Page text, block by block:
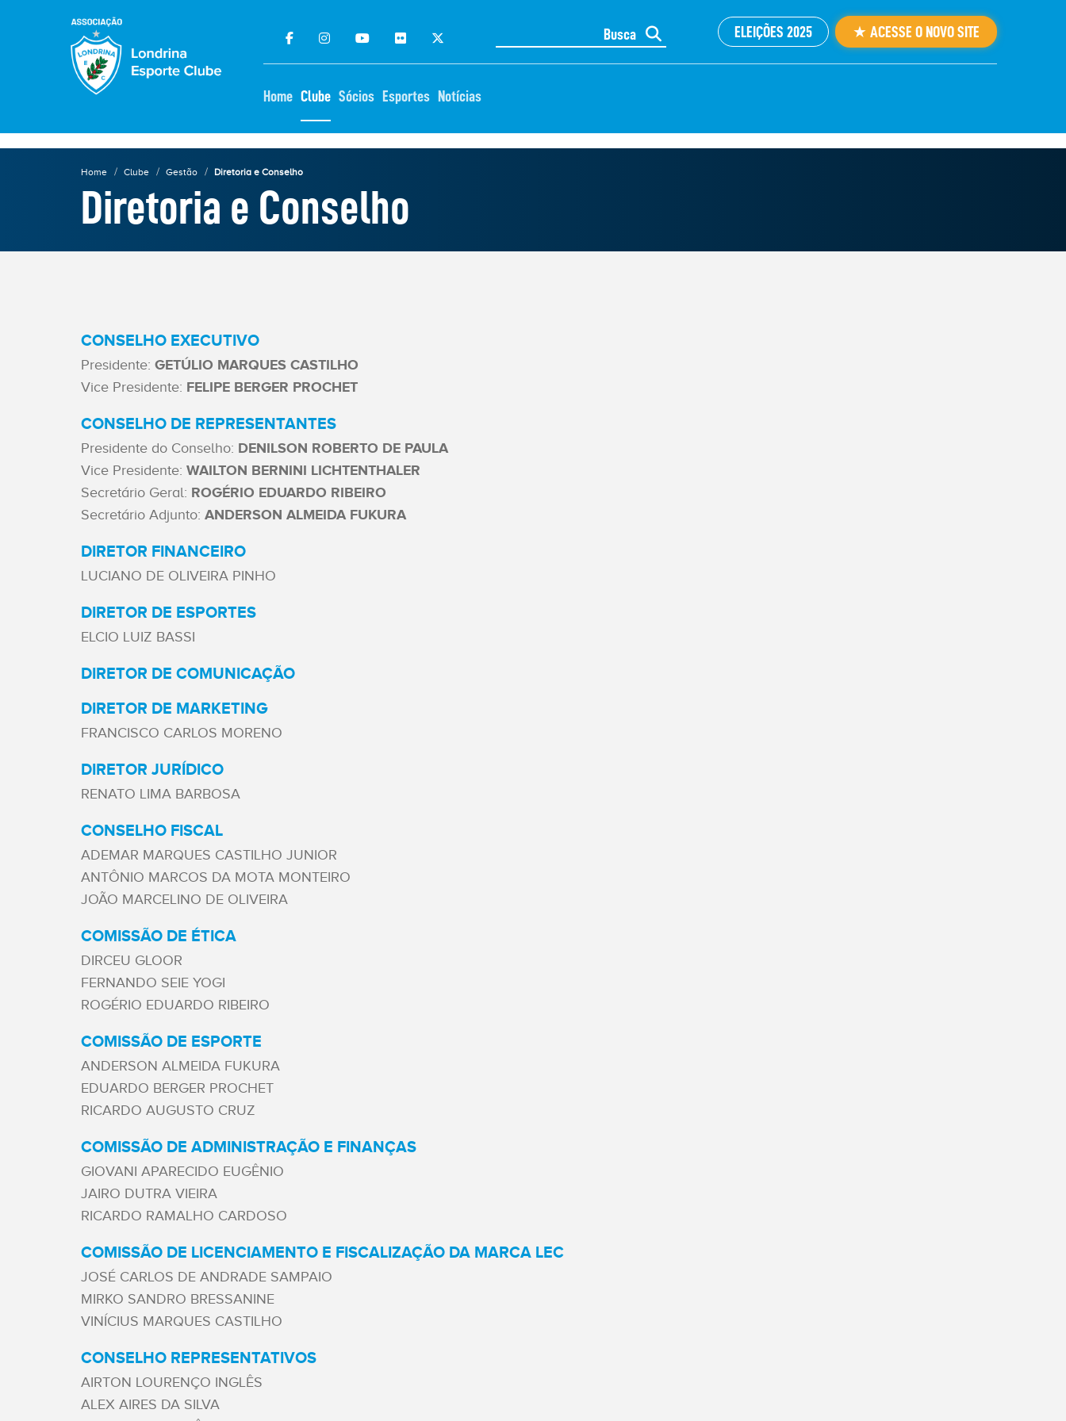
×
Esportes
ELEIÇÕES 2025 ★ ACESSE O NOVO SITE
Home Clube Sócios Esportes Notícias
Home Clube Gestão Diretoria e Conselho
Diretoria e Conselho
CONSELHO EXECUTIVO
Presidente: GETÚLIO MARQUES CASTILHO
Vice Presidente: FELIPE BERGER PROCHET
CONSELHO DE REPRESENTANTES
Presidente do Conselho: DENILSON ROBERTO DE PAULA
Vice Presidente: WAILTON BERNINI LICHTENTHALER
Secretário Geral: ROGÉRIO EDUARDO RIBEIRO
Secretário Adjunto: ANDERSON ALMEIDA FUKURA
DIRETOR FINANCEIRO
LUCIANO DE OLIVEIRA PINHO
DIRETOR DE ESPORTES
ELCIO LUIZ BASSI
DIRETOR DE COMUNICAÇÃO
DIRETOR DE MARKETING
FRANCISCO CARLOS MORENO
DIRETOR JURÍDICO
RENATO LIMA BARBOSA
CONSELHO FISCAL
ADEMAR MARQUES CASTILHO JUNIOR
ANTÔNIO MARCOS DA MOTA MONTEIRO
JOÃO MARCELINO DE OLIVEIRA
COMISSÃO DE ÉTICA
DIRCEU GLOOR
FERNANDO SEIE YOGI
ROGÉRIO EDUARDO RIBEIRO
COMISSÃO DE ESPORTE
ANDERSON ALMEIDA FUKURA
EDUARDO BERGER PROCHET
RICARDO AUGUSTO CRUZ
COMISSÃO DE ADMINISTRAÇÃO E FINANÇAS
GIOVANI APARECIDO EUGÊNIO
JAIRO DUTRA VIEIRA
RICARDO RAMALHO CARDOSO
COMISSÃO DE LICENCIAMENTO E FISCALIZAÇÃO DA MARCA LEC
JOSÉ CARLOS DE ANDRADE SAMPAIO
MIRKO SANDRO BRESSANINE
VINÍCIUS MARQUES CASTILHO
CONSELHO REPRESENTATIVOS
AIRTON LOURENÇO INGLÊS
ALEX AIRES DA SILVA